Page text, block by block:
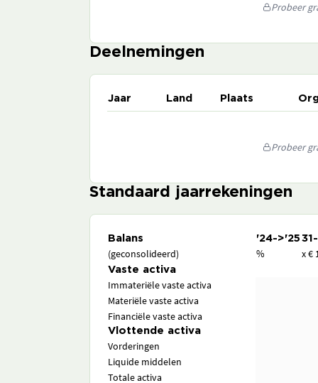
Probeer
Deelnemingen
Jaar Land Plaats
Probeer
Standaard jaarrekeningen
Balans '24->'25
(geconsolideerd) % x €
Vaste activa
Immateriële vaste activa
Materiële vaste activa
Financiële vaste activa
Vlottende activa
Vorderingen
Liquide middelen
Totale activa